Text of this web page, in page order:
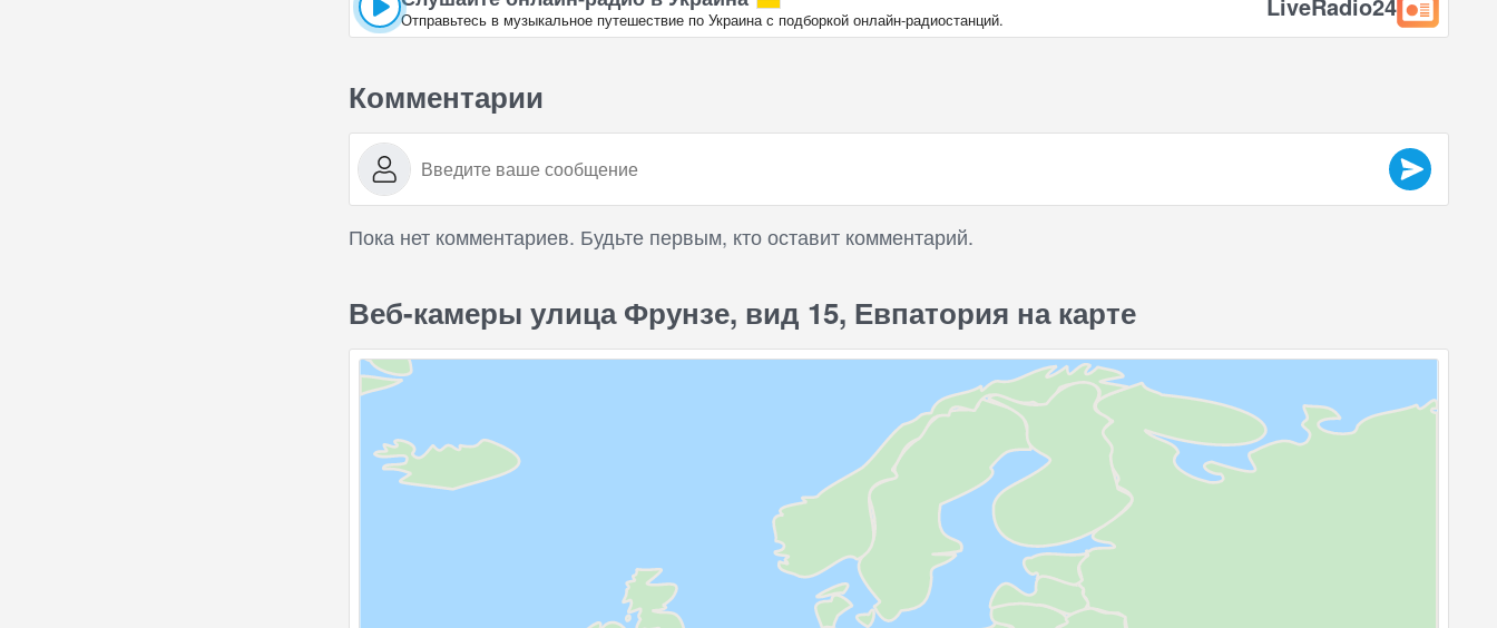
Отправьтесь в музыкальное путешествие по Украина с подборкой онлайн‑радиостанций.
Комментарии
Пока нет комментариев. Будьте первым, кто оставит комментарий.
Веб-камеры улица Фрунзе, вид 15, Евпатория на карте